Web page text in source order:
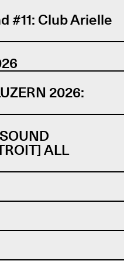
#11: Club Arielle
2026:
ALL